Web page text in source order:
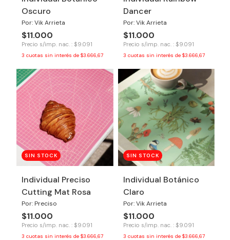
Oscuro
Por: Vik Arrieta
$11.000
Precio s/imp. nac. : $9.091
3 cuotas sin interés de $3.666,67
Dancer
Por: Vik Arrieta
$11.000
Precio s/imp. nac. : $9.091
3 cuotas sin interés de $3.666,67
SIN STOCK
Individual Preciso
Cutting Mat Rosa
Por: Preciso
$11.000
Precio s/imp. nac. : $9.091
3 cuotas sin interés de $3.666,67
SIN STOCK
Individual Botánico
Claro
Por: Vik Arrieta
$11.000
Precio s/imp. nac. : $9.091
3 cuotas sin interés de $3.666,67